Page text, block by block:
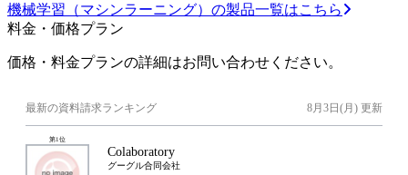
機械学習（マシンラーニング）の製品一覧はこちら
料金・価格プラン
価格・料金プランの詳細はお問い合わせください。
最新の資料請求ランキング 8月3日(月) 更新
第1位
Colaboratory
グーグル合同会社